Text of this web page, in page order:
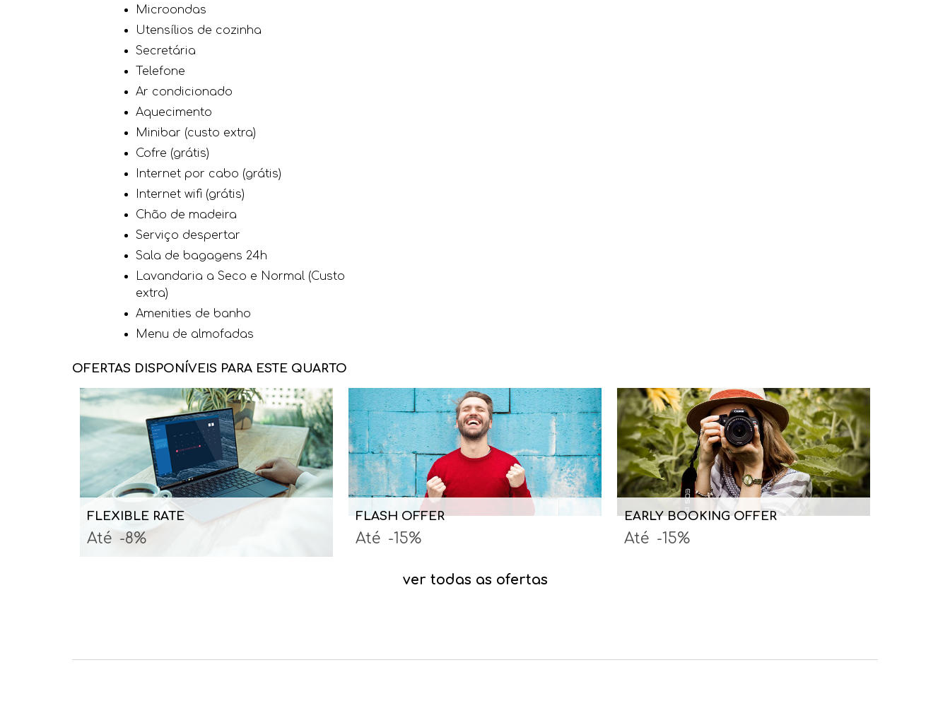
Microondas
Utensílios de cozinha
Secretária
Telefone
Ar condicionado
Aquecimento
Minibar (custo extra)
Cofre (grátis)
Internet por cabo (grátis)
Internet wifi (grátis)
Chão de madeira
Serviço despertar
Sala de bagagens 24h
Lavandaria a Seco e Normal (Custo
extra)
Amenities de banho
Menu de almofadas
OFERTAS DISPONÍVEIS PARA ESTE QUARTO
FLEXIBLE RATE
Até -8%
FLASH OFFER
Até -15%
EARLY BOOKING OFFER
Até -15%
ver todas as ofertas